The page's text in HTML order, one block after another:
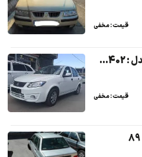
قیمت : مخفی
مزایده ساینا اس رنگ : سفید مدل : 1402 در شهرستان بیرجند
قیمت : مخفی